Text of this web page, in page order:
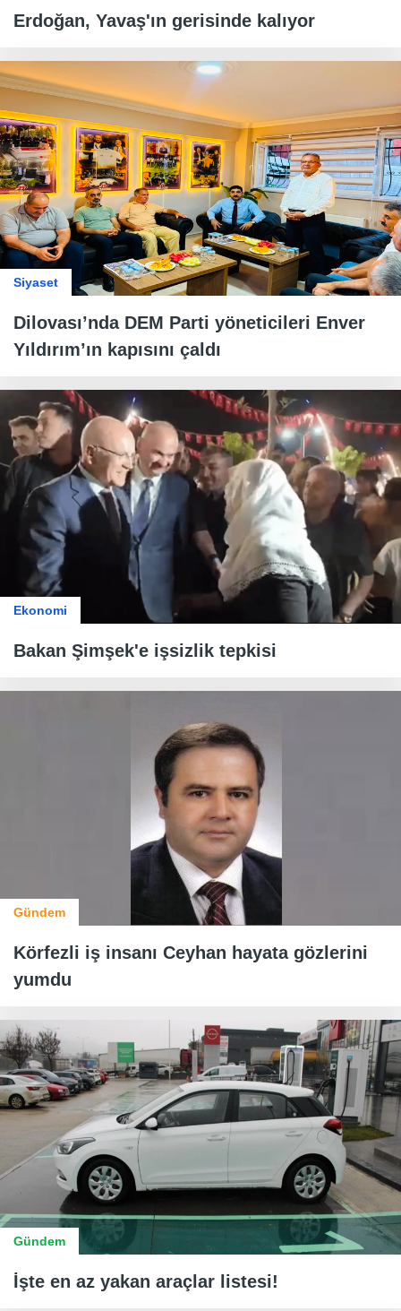
Erdoğan, Yavaş'ın gerisinde kalıyor
Siyaset
Dilovası’nda DEM Parti yöneticileri Enver
Yıldırım’ın kapısını çaldı
Ekonomi
Bakan Şimşek'e işsizlik tepkisi
Gündem
Körfezli iş insanı Ceyhan hayata gözlerini
yumdu
Gündem
İşte en az yakan araçlar listesi!